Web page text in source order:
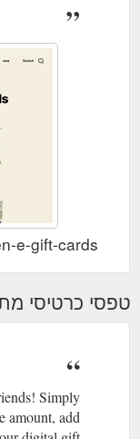
e-gift-cards/
טפסי כרטיסי
Simply
amount, add